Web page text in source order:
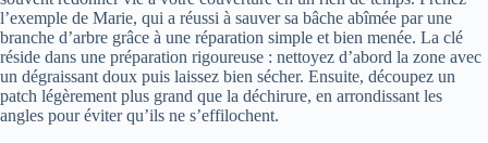
l’exemple de Marie, qui a réussi à sauver sa bâche abîmée par une
branche d’arbre grâce à une réparation simple et bien menée. La clé
réside dans une préparation rigoureuse : nettoyez d’abord la zone avec
un dégraissant doux puis laissez bien sécher. Ensuite, découpez un
patch légèrement plus grand que la déchirure, en arrondissant les
angles pour éviter qu’ils ne s’effilochent.